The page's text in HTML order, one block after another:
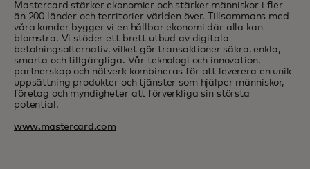
Mastercard stärker ekonomier och stärker människor i fler
än 200 länder och territorier världen över. Tillsammans med
våra kunder bygger vi en hållbar ekonomi där alla kan
blomstra. Vi stöder ett brett utbud av digitala
betalningsalternativ, vilket gör transaktioner säkra, enkla,
smarta och tillgängliga. Vår teknologi och innovation,
partnerskap och nätverk kombineras för att leverera en unik
uppsättning produkter och tjänster som hjälper människor,
företag och myndigheter att förverkliga sin största
potential.
www.mastercard.com